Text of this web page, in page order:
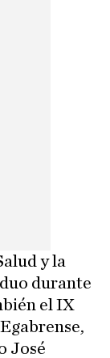
y la
durante
el IX
José